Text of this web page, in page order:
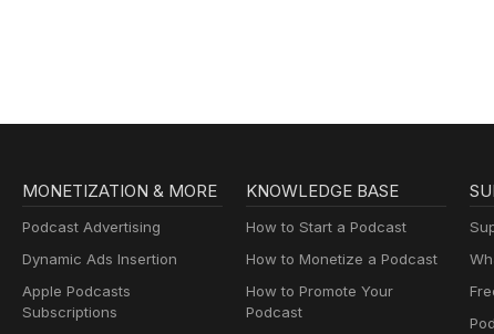
MONETIZATION & MORE
Podcast Advertising
Dynamic Ads Insertion
Apple Podcasts
Subscriptions
KNOWLEDGE BASE
How to Start a Podcast
How to Monetize a Podcast
How to Promote Your
Podcast